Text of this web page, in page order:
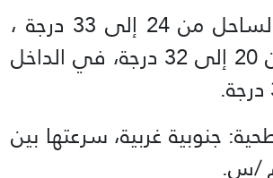
-الحرارة على الساحل من 24 إلى 33 درجة ،
فوق الجبال من 20 إلى 32 درجة، في الداخل
جنوبية غربية، سرعتها بين